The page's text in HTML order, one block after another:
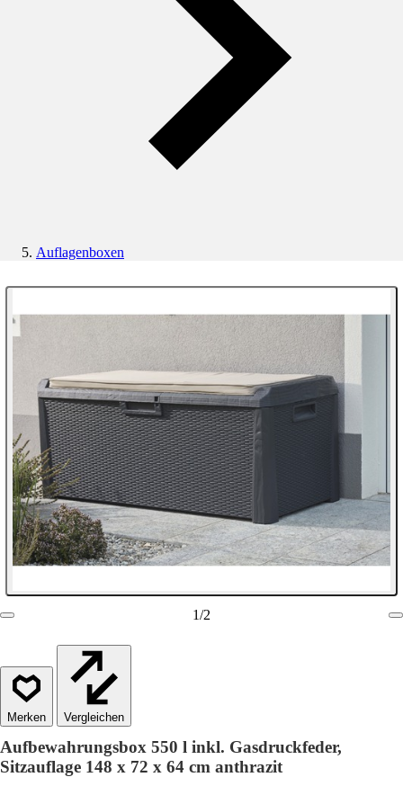
Auflagenboxen
1/2
Vergleichen
Aufbewahrungsbox 550 l inkl. Gasdruckfeder,
Sitzauflage 148 x 72 x 64 cm anthrazit